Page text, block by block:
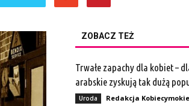
ZOBACZ TEŻ
Trwałe zapachy dla kobiet –
arabskie zyskują tak dużą
Uroda Redakcja